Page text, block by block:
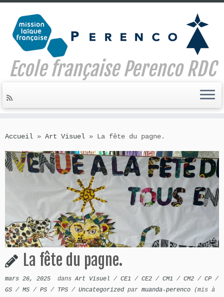
to
Ecole française Perenco RDC
Accueil » Art Visuel » La fête du pagne.
La fête du pagne.
mars 26, 2025 dansArt Visuel / CE1 / CE2 / CM1 / CM2 / CP /
GS / MS / PS / TPS / Uncategorized par muanda-perenco (mis à